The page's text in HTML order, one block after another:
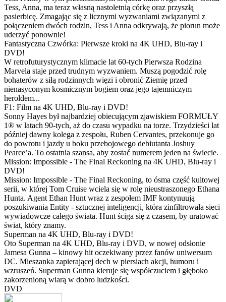
Tess, Anna, ma teraz własną nastoletnią córkę oraz przyszłą
pasierbicę. Zmagając się z licznymi wyzwaniami związanymi z
połączeniem dwóch rodzin, Tess i Anna odkrywają, że piorun może
uderzyć ponownie!
Fantastyczna Czwórka: Pierwsze kroki na 4K UHD, Blu-ray i
DVD!
W retrofuturystycznym klimacie lat 60-tych Pierwsza Rodzina
Marvela staje przed trudnym wyzwaniem. Muszą pogodzić rolę
bohaterów z siłą rodzinnych więzi i obronić Ziemię przed
nienasyconym kosmicznym bogiem oraz jego tajemniczym
heroldem...
F1: Film na 4K UHD, Blu-ray i DVD!
Sonny Hayes był najbardziej obiecującym zjawiskiem FORMUŁY
1® w latach 90-tych, aż do czasu wypadku na torze. Trzydzieści lat
później dawny kolega z zespołu, Ruben Cervantes, przekonuje go
do powrotu i jazdy u boku przebojowego debiutanta Joshuy
Pearce’a. To ostatnia szansa, aby zostać numerem jeden na świecie.
Mission: Impossible - The Final Reckoning na 4K UHD, Blu-ray i
DVD!
Mission: Impossible - The Final Reckoning, to ósma część kultowej
serii, w której Tom Cruise wciela się w rolę nieustraszonego Ethana
Hunta. Agent Ethan Hunt wraz z zespołem IMF kontynuują
poszukiwania Entity - sztucznej inteligencji, która zinfiltrowała sieci
wywiadowcze całego świata. Hunt ściga się z czasem, by uratować
świat, który znamy.
Superman na 4K UHD, Blu-ray i DVD!
Oto Superman na 4K UHD, Blu-ray i DVD, w nowej odsłonie
Jamesa Gunna – kinowy hit oczekiwany przez fanów uniwersum
DC. Mieszanka zapierającej dech w piersiach akcji, humoru i
wzruszeń. Superman Gunna kieruje się współczuciem i głęboko
zakorzenioną wiarą w dobro ludzkości.
DVD